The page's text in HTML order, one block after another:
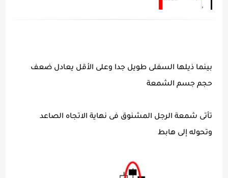
بينما ذيلها السفلى طويل جدا وعلى الأقل يعادل ضعف
حجم جسم الشمعة
تأتى شمعة الرجل المشنوق فى نهاية الاتجاه الصاعد
وتحوله إلى هابط